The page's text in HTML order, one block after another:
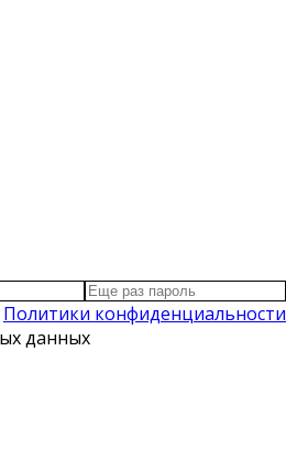
Политики конфиденциальности
данных